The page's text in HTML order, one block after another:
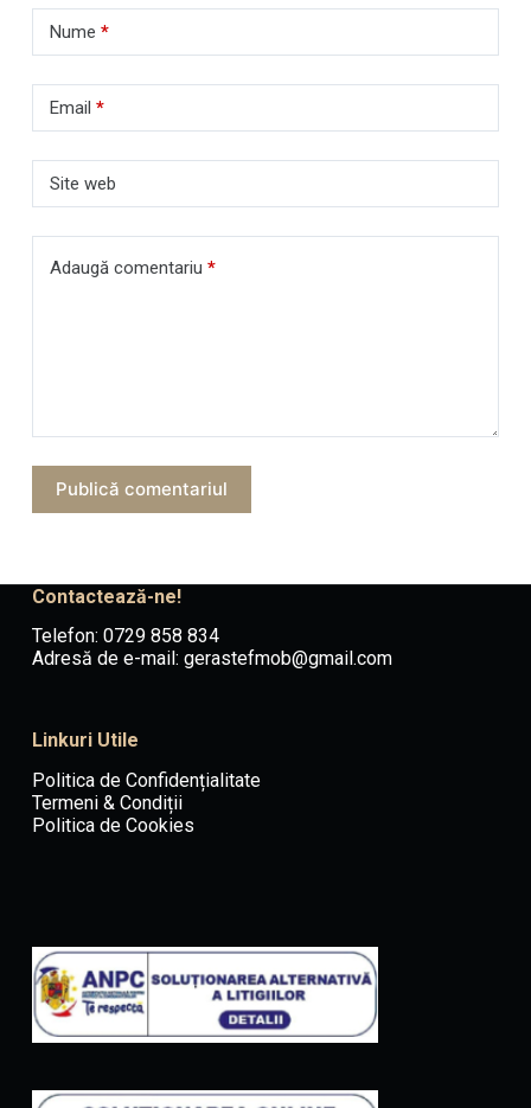
Nume *
Email *
Site web
Adaugă comentariu *
Publică comentariul
Contactează-ne!
Telefon: 0729 858 834
Adresă de e-mail: gerastefmob@gmail.com
Linkuri Utile
Politica de Confidențialitate
Termeni & Condiții
Politica de Cookies